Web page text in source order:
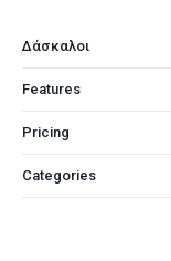
Δάσκαλοι
Features
Pricing
Categories